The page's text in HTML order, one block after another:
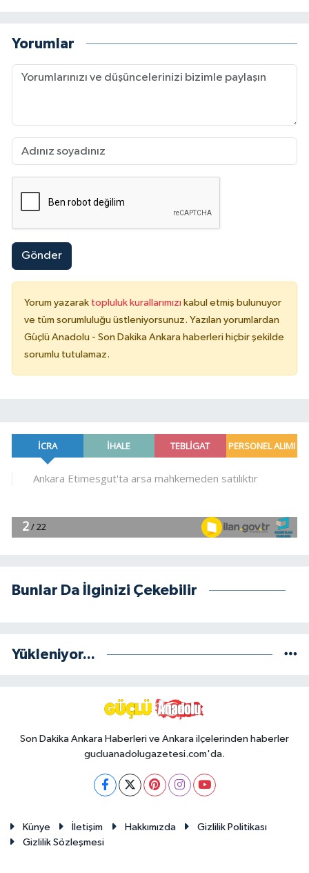
Yorumlar
Gönder
Yorum yazarak topluluk kurallarımızı kabul etmiş bulunuyor
ve tüm sorumluluğu üstleniyorsunuz. Yazılan yorumlardan
Güçlü Anadolu - Son Dakika Ankara haberleri hiçbir şekilde
sorumlu tutulamaz.
Bunlar Da İlginizi Çekebilir
Yükleniyor...
Son Dakika Ankara Haberleri ve Ankara ilçelerinden haberler
gucluanadolugazetesi.com'da.
Künye İletişim Hakkımızda
Gizlilik Politikası
Gizlilik Sözleşmesi